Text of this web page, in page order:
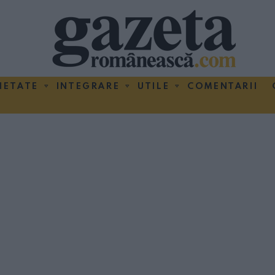
INTEGRARE UTILE COMENTARII